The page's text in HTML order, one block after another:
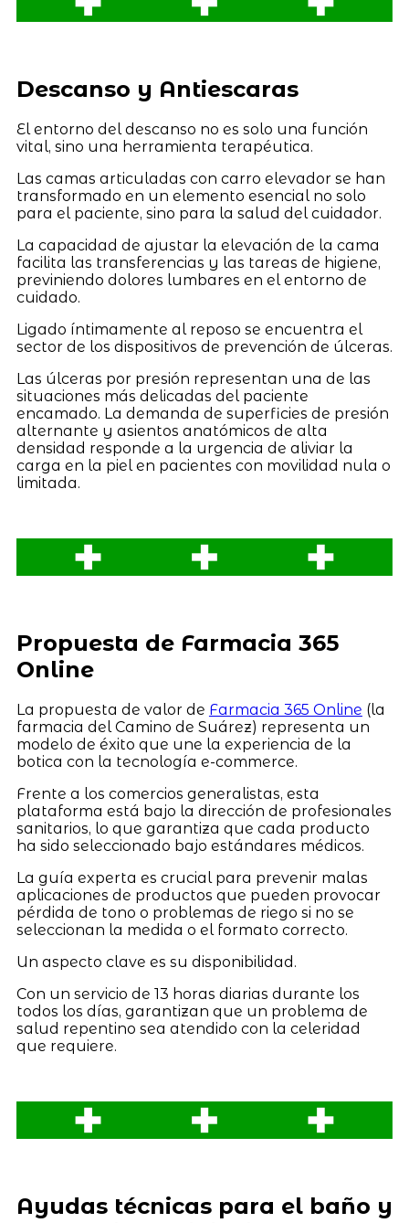
Descanso y Antiescaras
El entorno del descanso no es solo una función
vital, sino una herramienta terapéutica.
Las camas articuladas con carro elevador se han
transformado en un elemento esencial no solo
para el paciente, sino para la salud del cuidador.
La capacidad de ajustar la elevación de la cama
facilita las transferencias y las tareas de higiene,
previniendo dolores lumbares en el entorno de
cuidado.
Ligado íntimamente al reposo se encuentra el
sector de los dispositivos de prevención de úlceras.
Las úlceras por presión representan una de las
situaciones más delicadas del paciente
encamado. La demanda de superficies de presión
alternante y asientos anatómicos de alta
densidad responde a la urgencia de aliviar la
carga en la piel en pacientes con movilidad nula o
limitada.
Propuesta de Farmacia 365
Online
La propuesta de valor de Farmacia 365 Online (la
farmacia del Camino de Suárez) representa un
modelo de éxito que une la experiencia de la
botica con la tecnología e-commerce.
Frente a los comercios generalistas, esta
plataforma está bajo la dirección de profesionales
sanitarios, lo que garantiza que cada producto
ha sido seleccionado bajo estándares médicos.
La guía experta es crucial para prevenir malas
aplicaciones de productos que pueden provocar
pérdida de tono o problemas de riego si no se
seleccionan la medida o el formato correcto.
Un aspecto clave es su disponibilidad.
Con un servicio de 13 horas diarias durante los
todos los días, garantizan que un problema de
salud repentino sea atendido con la celeridad
que requiere.
Ayudas técnicas para el baño y